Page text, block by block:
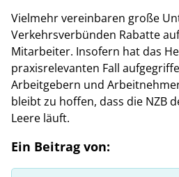
Vielmehr vereinbaren große
Verkehrsverbünden Rabatte
Mitarbeiter. Insofern hat das
praxisrelevanten Fall
Arbeitgebern und
bleibt zu hoffen, dass die NZB
Leere läuft.
Ein Beitrag von: